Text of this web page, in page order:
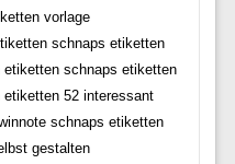
vorlage
schnaps etiketten
etiketten schnaps etiketten
etiketten 52 interessant
schnaps etiketten
gestalten